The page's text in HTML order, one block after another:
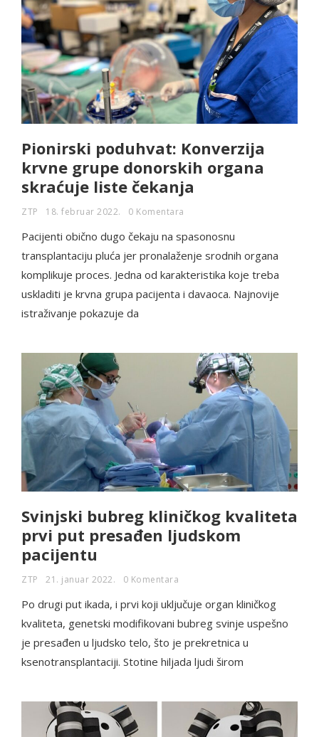
Pionirski poduhvat: Konverzija
krvne grupe donorskih organa
skraćuje liste čekanja
ZTP 18. februar 2022. 0 Komentara
Pacijenti obično dugo čekaju na spasonosnu
transplantaciju pluća jer pronalaženje srodnih organa
komplikuje proces. Jedna od karakteristika koje treba
uskladiti je krvna grupa pacijenta i davaoca. Najnovije
istraživanje pokazuje da
Svinjski bubreg kliničkog kvaliteta
prvi put presađen ljudskom
pacijentu
ZTP 21. januar 2022. 0 Komentara
Po drugi put ikada, i prvi koji uključuje organ kliničkog
kvaliteta, genetski modifikovani bubreg svinje uspešno
je presađen u ljudsko telo, što je prekretnica u
ksenotransplantaciji. Stotine hiljada ljudi širom